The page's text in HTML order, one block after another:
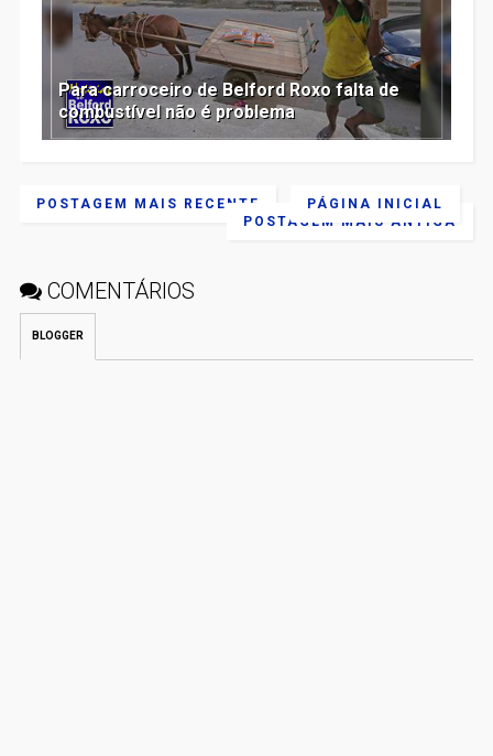
Para carroceiro de Belford Roxo falta de
combustível não é problema
POSTAGEM MAIS RECENTE
POSTAGEM MAIS ANTIGA
PÁGINA INICIAL
COMENTÁRIOS
BLOGGER